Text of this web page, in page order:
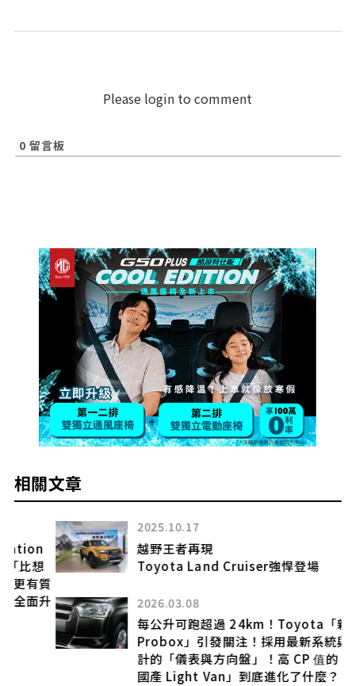
Please login to comment
0 留言板
相關文章
2025.10.17
越野王者再現
Toyota Land Cruiser強悍登場
2026.03.08
每公升可跑超過 24km！Toyota「新
Probox」引發關注！採用最新系統與新設
計的「儀表與方向盤」！高 CP 值的「唯一
國產 Light Van」到底進化了什麼？